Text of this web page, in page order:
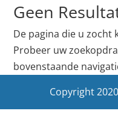
Geen
De pagina die u zocht
Probeer uw
bovenstaande
Copyright